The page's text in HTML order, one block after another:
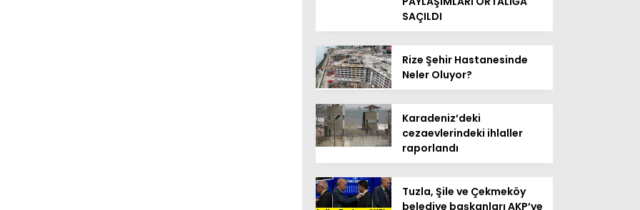
SAÇILDI
Rize Şehir Hastanesinde
Neler Oluyor?
Karadeniz’deki
cezaevlerindeki ihlaller
raporlandı
Tuzla, Şile ve Çekmeköy
belediye başkanları AKP’ye